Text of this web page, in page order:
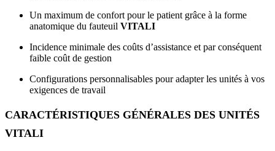
Un maximum de confort pour le patient grâce à la forme
anatomique du fauteuil VITALI
Incidence minimale des coûts d’assistance et par conséquent
faible coût de gestion
Configurations personnalisables pour adapter les unités à vos
exigences de travail
CARACTÉRISTIQUES GÉNÉRALES DES UNITÉS
VITALI